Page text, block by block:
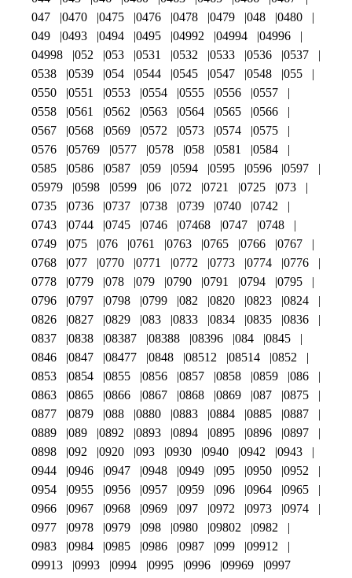
047
0470 0475 0476 0478 0479 048
0480
049
0493 0494 0495 04992 04994
04996
04998
052 053 0531 0532 0533 0536
0537
0538
0539 054 0544 0545 0547 0548
055
0550
0551 0553 0554 0555 0556
0557
0558
0561 0562 0563 0564 0565
0566
0567
0568 0569 0572 0573 0574
0575
0576
05769 0577 0578 058 0581
0584
0585
0586 0587 059 0594 0595 0596
0597
05979
0598 0599 06 072 0721 0725
073
0735
0736 0737 0738 0739 0740
0742
0743
0744 0745 0746 07468 0747
0748
0749
075 076 0761 0763 0765 0766
0767
0768
077 0770 0771 0772 0773 0774
0776
0778
0779 078 079 0790 0791 0794
0795
0796
0797 0798 0799 082 0820 0823
0824
0826
0827 0829 083 0833 0834 0835
0836
0837
0838 08387 08388 08396 084
0845
0846
0847 08477 0848 08512 08514
0852
0853
0854 0855 0856 0857 0858 0859
086
0863
0865 0866 0867 0868 0869 087
0875
0877
0879 088 0880 0883 0884 0885
0887
0889
089 0892 0893 0894 0895 0896
0897
0898
092 0920 093 0930 0940 0942
0943
0944
0946 0947 0948 0949 095 0950
0952
0954
0955 0956 0957 0959 096 0964
0965
0966
0967 0968 0969 097 0972 0973
0974
0977
0978 0979 098 0980 09802
0982
0983
0984 0985 0986 0987 099
09912
09913
0993 0994 0995 0996 09969 0997